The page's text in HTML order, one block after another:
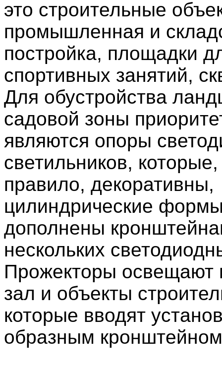
это строительные
промышленная и
постройка, площадки
спортивных занятий,
Для обустройства
садовой зоны
являются опоры
светильников, которые,
правило, декоративны,
цилиндрические
дополнены
нескольких
Прожекторы освещают
зал и объекты
которые вводят
образным